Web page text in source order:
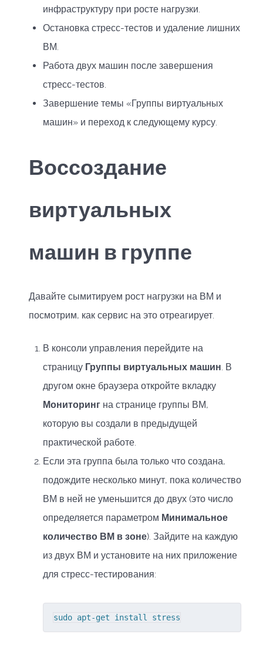
инфраструктуру при росте нагрузки.
Остановка стресс-тестов и удаление лишних
ВМ.
Работа двух машин после завершения
стресс-тестов.
Завершение темы «Группы виртуальных
машин» и переход к следующему курсу.
Воссоздание
виртуальных
машин в группе
Давайте сымитируем рост нагрузки на ВМ и
посмотрим, как сервис на это отреагирует.
В консоли управления перейдите на
страницу Группы виртуальных машин. В
другом окне браузера откройте вкладку
Мониторинг на странице группы ВМ,
которую вы создали в предыдущей
практической работе.
Если эта группа была только что создана,
подождите несколько минут, пока количество
ВМ в ней не уменьшится до двух (это число
определяется параметром Минимальное
количество ВМ в зоне). Зайдите на каждую
из двух ВМ и установите на них приложение
для стресс-тестирования:
sudo apt-get install stress